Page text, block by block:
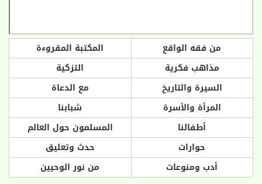
من فقه الواقع
المكتبة المقروءة
مذاهب فكرية
التزكية
السيرة والتاريخ
مع الدعاة
المرأة والأسرة
شبابنا
أطفالنا
المسلمون حول العالم
حوارات
حدث وتعليق
أدب ومنوعات
من نور الوحيين